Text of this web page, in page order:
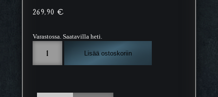
269,90€
Varastossa. Saatavilla heti.
l
Lisää ostoskoriin